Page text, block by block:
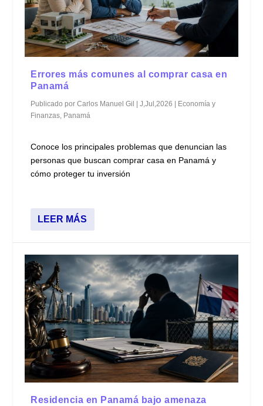
Errores más comunes al comprar casa en
Panamá
Publicado porCarlos Manuel Gil |J,Jul,2026
Economía y
Finanzas, Panamá
Conoce los principales problemas que denuncian las
personas que buscan comprar casa en Panamá y
cómo proteger tu inversión
LEER MÁS
Residencia en Panamá bajo amenaza